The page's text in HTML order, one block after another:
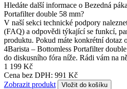
Hledáte další informace o Bezedná
Portafilter double 58 mm?
V naší sekci technické podpory
(FAQ) a odpovědi týkající se funkcí,
produktu. Pokud máte konkrétní dotaz
4Barista – Bottomless Portafilter
do diskusního fóra níže. Rádi vám na
1 199 Kč
Cena bez DPH: 991 Kč
Zobrazit produkt
Vložit do košíku